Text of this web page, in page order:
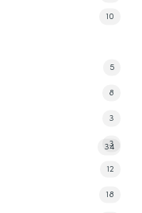
10
34
5
8
3
3
12
18